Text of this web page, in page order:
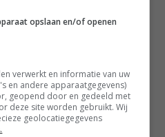
huis uit omdat je anders
maken? Neem gerust een
maakt bijna geen
zich nog lekker
opslaan en/of openen
verwerkt en informatie van uw
en andere apparaatgegevens)
geopend door en gedeeld met
deze site worden gebruikt. Wij
geolocatiegegevens